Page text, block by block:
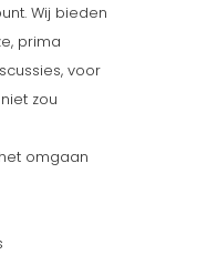
Wij bieden
prima
voor
zou
omgaan